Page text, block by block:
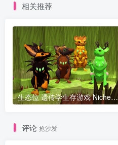
相关推荐
生态位 遗传学生存游戏 Niche-a genetics survival game v1.2.10版 官方中文
评论 抢沙发